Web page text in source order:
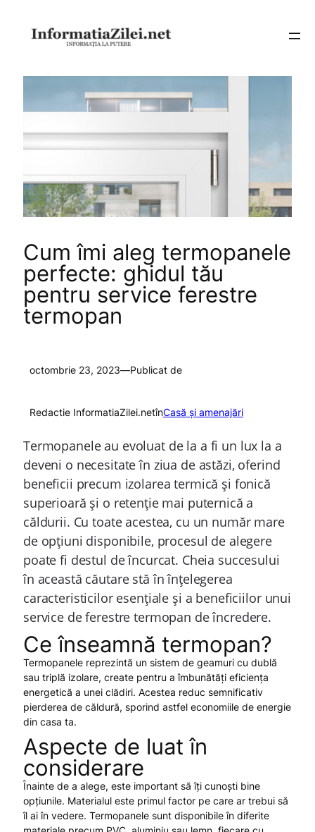
conținut
Cum îmi aleg termopanele
perfecte: ghidul tău
pentru service ferestre
termopan
octombrie 23, 2023—Publicat de
Redactie InformatiaZilei.netînCasă și amenajări
Termopanele au evoluat de la a fi un lux la a
deveni o necesitate în ziua de astăzi, oferind
beneficii precum izolarea termică și fonică
superioară și o retenție mai puternică a
căldurii. Cu toate acestea, cu un număr mare
de opțiuni disponibile, procesul de alegere
poate fi destul de încurcat. Cheia succesului
în această căutare stă în înțelegerea
caracteristicilor esențiale și a beneficiilor unui
service de ferestre termopan de încredere.
Ce înseamnă termopan?
Termopanele reprezintă un sistem de geamuri cu dublă
sau triplă izolare, create pentru a îmbunătăți eficiența
energetică a unei clădiri. Acestea reduc semnificativ
pierderea de căldură, sporind astfel economiile de energie
din casa ta.
Aspecte de luat în
considerare
Înainte de a alege, este important să îți cunoști bine
opțiunile. Materialul este primul factor pe care ar trebui să
îl ai în vedere. Termopanele sunt disponibile în diferite